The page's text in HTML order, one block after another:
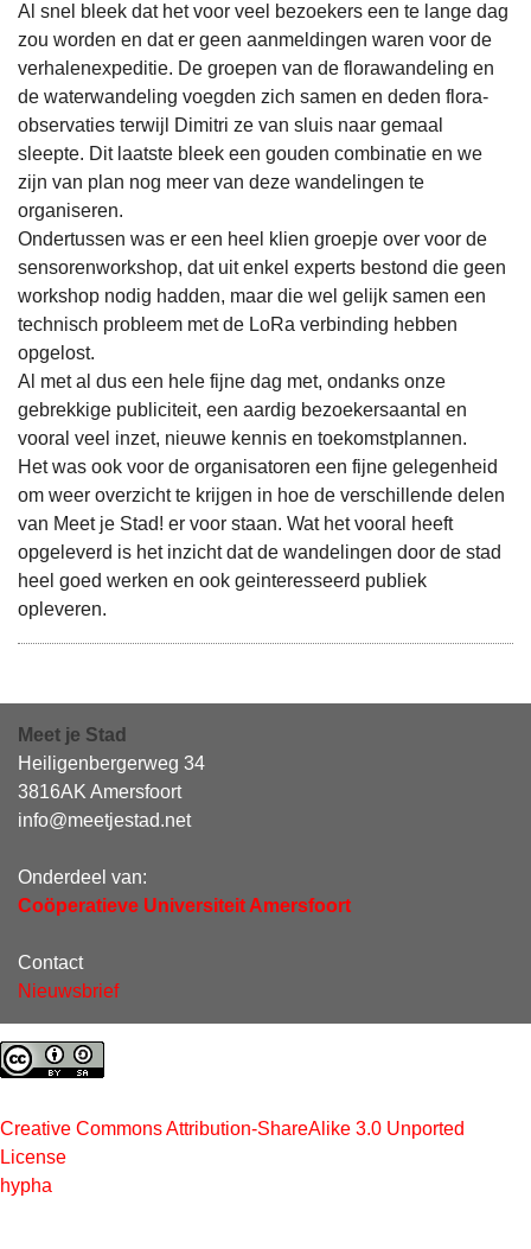
Al snel bleek dat het voor veel bezoekers een te lange dag
zou worden en dat er geen aanmeldingen waren voor de
verhalenexpeditie. De groepen van de florawandeling en
de waterwandeling voegden zich samen en deden flora-
observaties terwijl Dimitri ze van sluis naar gemaal
sleepte. Dit laatste bleek een gouden combinatie en we
zijn van plan nog meer van deze wandelingen te
organiseren.
Ondertussen was er een heel klien groepje over voor de
sensorenworkshop, dat uit enkel experts bestond die geen
workshop nodig hadden, maar die wel gelijk samen een
technisch probleem met de LoRa verbinding hebben
opgelost.
Al met al dus een hele fijne dag met, ondanks onze
gebrekkige publiciteit, een aardig bezoekersaantal en
vooral veel inzet, nieuwe kennis en toekomstplannen.
Het was ook voor de organisatoren een fijne gelegenheid
om weer overzicht te krijgen in hoe de verschillende delen
van Meet je Stad! er voor staan. Wat het vooral heeft
opgeleverd is het inzicht dat de wandelingen door de stad
heel goed werken en ook geinteresseerd publiek
opleveren.
Meet je Stad
Heiligenbergerweg 34
3816AK Amersfoort
info@meetjestad.net
Onderdeel van:
Coöperatieve Universiteit Amersfoort
Contact
Nieuwsbrief
Creative Commons Attribution-ShareAlike 3.0 Unported
License
hypha